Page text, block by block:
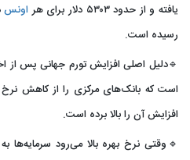
یافته و از حدود ۵۳۰۳ دلار برای هر
اونس
رسیده است.
🔹دلیل اصلی افزایش تورم جهانی پس از
است که بانک‌های مرکزی را از کاهش
افزایش آن را بالا برده است.
🔹وقتی نرخ بهره بالا می‌رود سرمایه‌ها